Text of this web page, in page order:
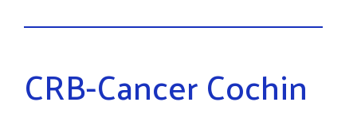
CRB-Cancer Cochin